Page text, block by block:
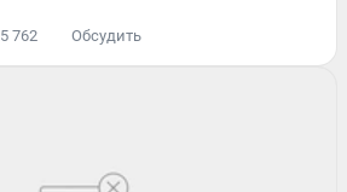
5 762 Обсудить